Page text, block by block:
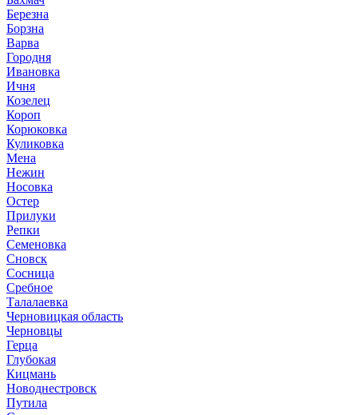
Березна
Борзна
Варва
Городня
Ивановка
Ичня
Козелец
Короп
Корюковка
Куликовка
Мена
Нежин
Носовка
Остер
Прилуки
Репки
Семеновка
Сновск
Сосница
Сребное
Талалаевка
Черновицкая область
Черновцы
Герца
Глубокая
Кицмань
Новоднестровск
Путила